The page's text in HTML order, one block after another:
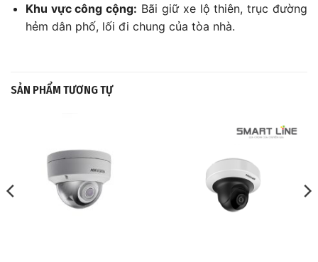
Khu vực công cộng: Bãi giữ xe lộ thiên, trục đường
hẻm dân phố, lối đi chung của tòa nhà.
SẢN PHẨM TƯƠNG TỰ